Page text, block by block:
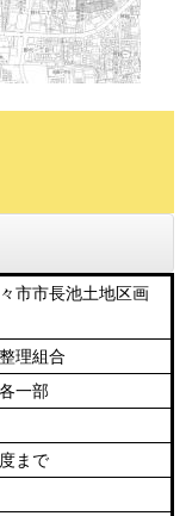
市市長池土地区画
理組合
一部
まで